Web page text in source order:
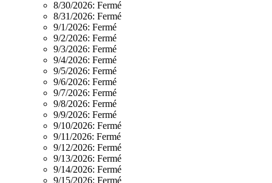
8/30/2026: Fermé
8/31/2026: Fermé
9/1/2026: Fermé
9/2/2026: Fermé
9/3/2026: Fermé
9/4/2026: Fermé
9/5/2026: Fermé
9/6/2026: Fermé
9/7/2026: Fermé
9/8/2026: Fermé
9/9/2026: Fermé
9/10/2026: Fermé
9/11/2026: Fermé
9/12/2026: Fermé
9/13/2026: Fermé
9/14/2026: Fermé
9/15/2026: Fermé